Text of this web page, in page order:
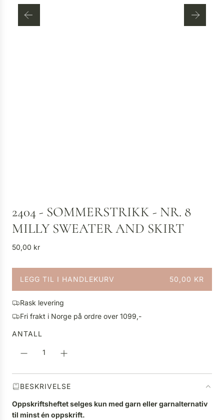
2404 - SOMMERSTRIKK - NR. 8
MILLY SWEATER AND SKIRT
V
n
i
g
p
i
50,00 kr
LEGG TIL I HANDLEKURV 50,00 KR
L
S
T
R
.
Rask levering
Fri frakt i Norge på ordre over 1099,-
ANTALL
BESKRIVELSE
Oppskriftsheftet selges kun med garn eller garnalternativ
til minst én oppskrift.